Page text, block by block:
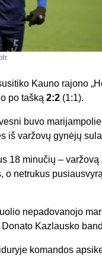
Kauno rajono
po tašką 2:2 (1:1).
buvo
iš varžovų gynėjų
18 minučių –
o netrukus
nepadovanojo
Kazlausko
komandos